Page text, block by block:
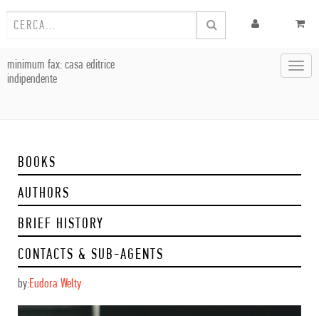
minimum fax: casa editrice
indipendente
BOOKS
AUTHORS
BRIEF HISTORY
CONTACTS & SUB-AGENTS
by:Eudora Welty